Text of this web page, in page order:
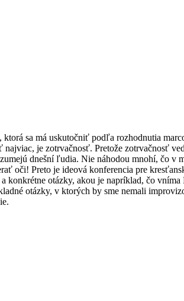
sa má uskutočniť podľa rozhodnutia
je zotrvačnosť. Pretože zotrvačnosť
dnešní ľudia. Nie náhodou mnohí, čo v
oči! Preto je ideová konferencia pre
konkrétne otázky, akou je napríklad, čo
otázky, v ktorých by sme nemali